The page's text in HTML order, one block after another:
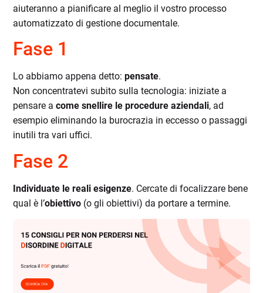
aiuteranno a pianificare al meglio il vostro processo
automatizzato di gestione documentale.
Fase 1
Lo abbiamo appena detto:pensate.
Non concentratevi subito sulla tecnologia: iniziate a
pensare acome snellire le procedure aziendali, ad
esempio eliminando la burocrazia in eccesso o passaggi
inutili tra vari uffici.
Fase 2
Individuate le reali esigenze. Cercate di focalizzare bene
qual è l’obiettivo (o gli obiettivi) da portare a termine.